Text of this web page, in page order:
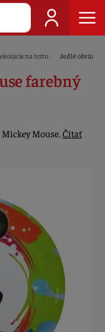
na tortu Jedlé obrázky
farebný
Mouse.Čítať